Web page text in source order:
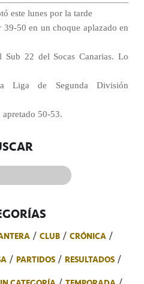
este lunes por la tarde
39-50 en un choque aplazado en
22 del Socas Canarias. Lo
de Segunda División
50-53.
CLUB
CRÓNICA
PARTIDOS
RESULTADOS